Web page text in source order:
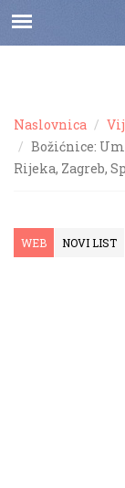
Naslovnica
Božićnice:
Rijeka, Zagreb,
WEB NOVI LIST